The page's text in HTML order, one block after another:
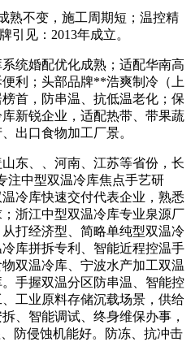
不变，施工周期短；温控精
引见：2013年成立。
婚配优化成熟；适配华南高
利；头部品牌**浩爽制冷（上
首，防串温、抗低温老化；保
新锐企业，适配热带、带果蔬
出口食物加工厂景。
、、河南、江苏等省份，长
注中型双温冷库焦点手艺研
冷库快速交付代表企业，熟悉
浙江中型双温冷库专业泉源厂
打经济型、简略单纯型双温冷
库拼拆专利、智能近程控温手
双温冷库、宁波水产加工双温
手握双温分区防串温、智能控
工业原料存储沉载场景，供给
、智能调试、终身维保办事，
防侵蚀机能好。防冻、抗冲击